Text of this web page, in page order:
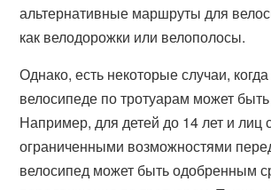
альтернативные маршруты для
как велодорожки или велополосы.
Однако, есть некоторые случаи,
велосипеде по тротуарам может
Например, для детей до 14 лет и лиц
ограниченными возможностями
велосипед может быть одобренным